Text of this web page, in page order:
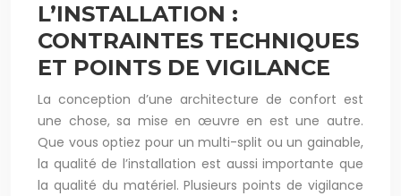
L’INSTALLATION :
CONTRAINTES TECHNIQUES
ET POINTS DE VIGILANCE
La conception d’une architecture de confort est
une chose, sa mise en œuvre en est une autre.
Que vous optiez pour un multi-split ou un gainable,
la qualité de l’installation est aussi importante que
la qualité du matériel. Plusieurs points de vigilance